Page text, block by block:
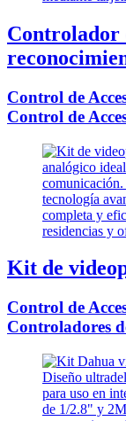
Controlador
Control de
Control de
Kit de
Control de
Controladores